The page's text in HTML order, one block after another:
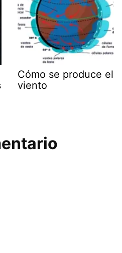
Cómo se produce el
viento